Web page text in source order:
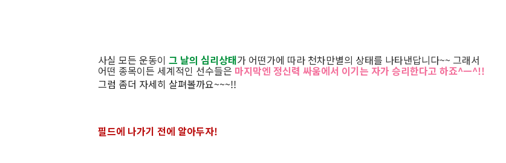
사실 모든 운동이 그 날의 심리상태가 어떤가에 따라 천차만별의 상태를 나타낸답니다~~ 그래서
어떤 종목이든 세계적인 선수들은 마지막엔 정신력 싸움에서 이기는 자가 승리한다고 하죠^ㅡ^!!
그럼 좀더 자세히 살펴볼까요~~~!!
필드에 나가기 전에 알아두자!